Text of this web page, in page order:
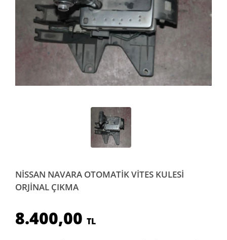
NİSSAN NAVARA OTOMATİK VİTES KULESİ
ORJİNAL ÇIKMA
8.400,00 TL